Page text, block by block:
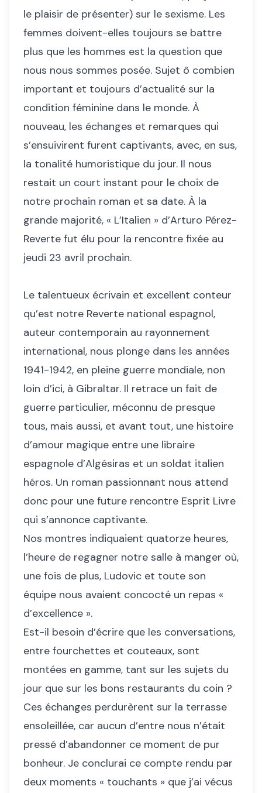
le plaisir de présenter) sur le sexisme. Les
femmes doivent-elles toujours se battre
plus que les hommes est la question que
nous nous sommes posée. Sujet ô combien
important et toujours d’actualité sur la
condition féminine dans le monde. À
nouveau, les échanges et remarques qui
s’ensuivirent furent captivants, avec, en sus,
la tonalité humoristique du jour. Il nous
restait un court instant pour le choix de
notre prochain roman et sa date. À la
grande majorité, « L’Italien » d’Arturo Pérez-
Reverte fut élu pour la rencontre fixée au
jeudi 23 avril prochain.
Le talentueux écrivain et excellent conteur
qu’est notre Reverte national espagnol,
auteur contemporain au rayonnement
international, nous plonge dans les années
1941-1942, en pleine guerre mondiale, non
loin d’ici, à Gibraltar. Il retrace un fait de
guerre particulier, méconnu de presque
tous, mais aussi, et avant tout, une histoire
d’amour magique entre une libraire
espagnole d’Algésiras et un soldat italien
héros. Un roman passionnant nous attend
donc pour une future rencontre Esprit Livre
qui s’annonce captivante.
Nos montres indiquaient quatorze heures,
l’heure de regagner notre salle à manger où,
une fois de plus, Ludovic et toute son
équipe nous avaient concocté un repas «
d’excellence ».
Est-il besoin d’écrire que les conversations,
entre fourchettes et couteaux, sont
montées en gamme, tant sur les sujets du
jour que sur les bons restaurants du coin ?
Ces échanges perdurèrent sur la terrasse
ensoleillée, car aucun d’entre nous n’était
pressé d’abandonner ce moment de pur
bonheur. Je conclurai ce compte rendu par
deux moments « touchants » que j’ai vécus